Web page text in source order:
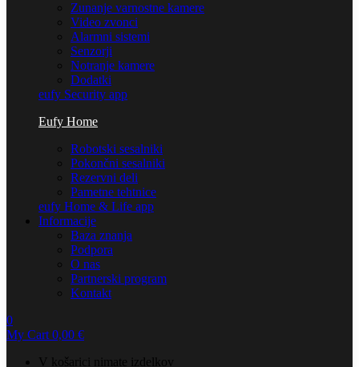
Zunanje varnostne kamere
Video zvonci
Alarmni sistemi
Senzorji
Notranje kamere
Dodatki
eufy Security app
Eufy Home
Robotski sesalniki
Pokončni sesalniki
Rezervni deli
Pametne tehtnice
eufy Home & Life app
Informacije
Baza znanja
Podpora
O nas
Partnerski program
Kontakt
0
My Cart0,00 €
V košarici nimate izdelkov